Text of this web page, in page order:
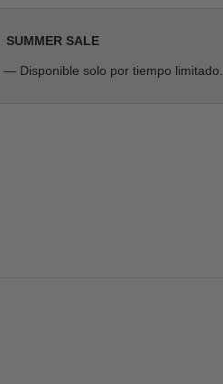
SUMMER SALE
— Disponible solo por tiempo limitado.